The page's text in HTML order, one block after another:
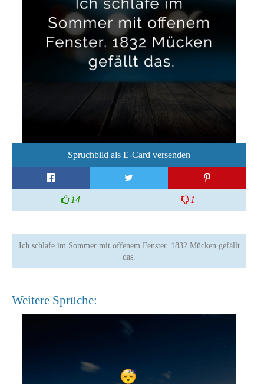
Spruchbild als E-Card versenden
14 1
Ich schlafe im Sommer mit offenem Fenster. 1832 Mücken gefällt
das.
Weitere Sprüche: